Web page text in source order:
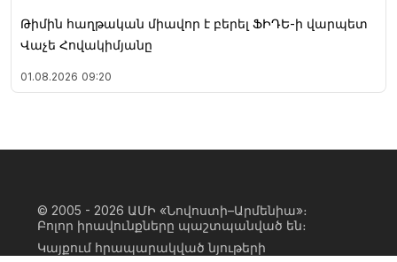
Թիմին հաղթական միավոր է բերել ՖԻԴԵ-ի վարպետ
Վաչե Հովակիմյանը
01.08.2026 09:20
© 2005 - 2026 ԱՄԻ «Նովոստի–Արմենիա»։
Բոլոր իրավունքները պաշտպանված են։
Կայքում հրապարակված նյութերի